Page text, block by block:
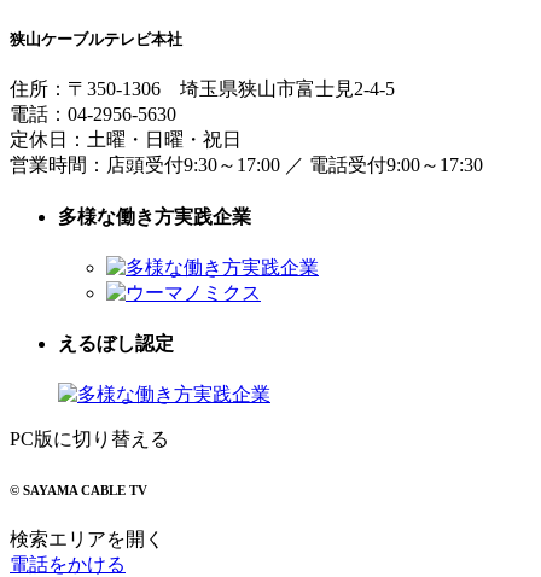
狭山ケーブルテレビ本社
住所： 〒350-1306 埼玉県狭山市富士見2-4-5
電話： 04-2956-5630
定休日：土曜・日曜・祝日
営業時間： 店頭受付9:30～17:00 ／ 電話受付9:00～17:30
多様な働き方実践企業
えるぼし認定
PC版に切り替える
© SAYAMA CABLE TV
検索エリアを開く
電話をかける